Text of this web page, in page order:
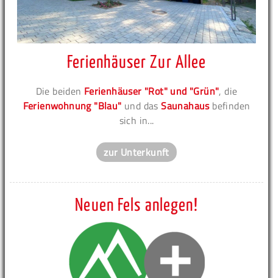
Ferienhäuser Zur Allee
Die beiden Ferienhäuser "Rot" und "Grün", die
Ferienwohnung "Blau" und dasSaunahausbefinden
sich in...
zur Unterkunft
Neuen Fels anlegen!